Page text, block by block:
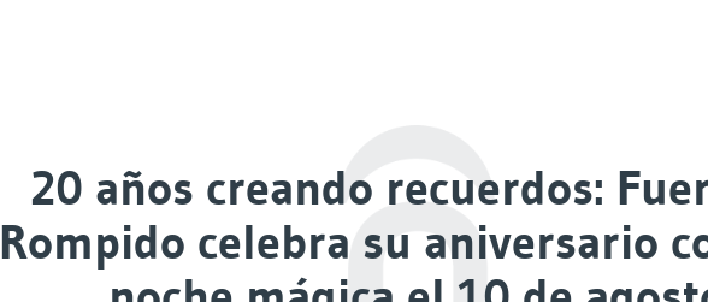
20 años creando recuerdos:
Rompido celebra su aniversario